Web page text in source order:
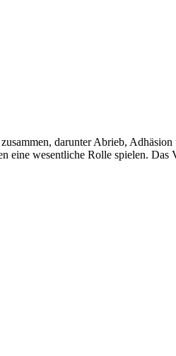
darunter Abrieb,
wesentliche Rolle spielen. Das